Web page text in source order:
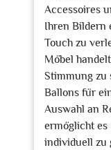
Accessoires
Ihren Bildern
Touch zu
Möbel
Stimmung zu
Ballons für
Auswahl an
ermöglicht es
individuell zu